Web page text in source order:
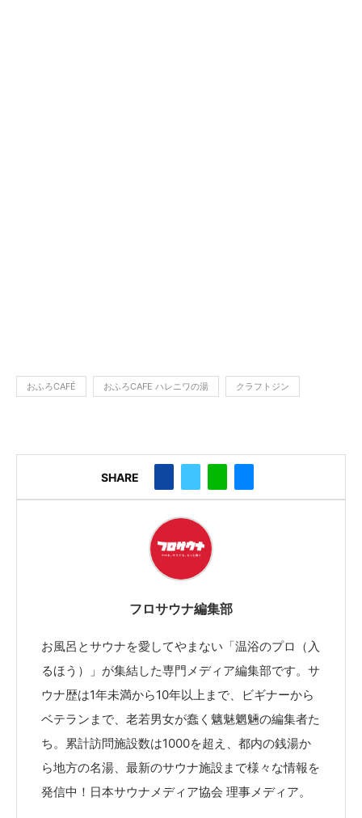
おふろCAFÉ おふろCAFE ハレニワの湯 クラフトジン
SHARE
フロサウナ編集部
お風呂とサウナを愛してやまない「温浴のプロ（入
るほう）」が集結した専門メディア編集部です。サ
ウナ歴は1年未満から10年以上まで、ビギナーから
ベテランまで、老若男女が蠢く魑魅魍魎の編集者た
ち。累計訪問施設数は1000を超え、都内の銭湯か
ら地方の名湯、最新のサウナ施設まで様々な情報を
発信中！日本サウナメディア協会 理事メディア。